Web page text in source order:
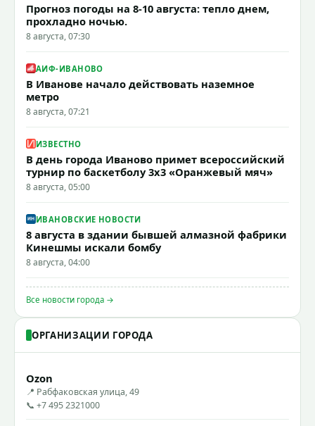
Прогноз погоды на 8-10 августа: тепло днем,
прохладно ночью.
8 августа, 07:30
АИФ-ИВАНОВО
В Иванове начало действовать наземное
метро
8 августа, 07:21
ИЗВЕСТНО
В день города Иваново примет всероссийский
турнир по баскетболу 3x3 «Оранжевый мяч»
8 августа, 05:00
ИВАНОВСКИЕ НОВОСТИ
8 августа в здании бывшей алмазной фабрики
Кинешмы искали бомбу
8 августа, 04:00
Все новости города →
ОРГАНИЗАЦИИ ГОРОДА
Ozon
📍 Рабфаковская улица, 49
📞 +7 495 2321000